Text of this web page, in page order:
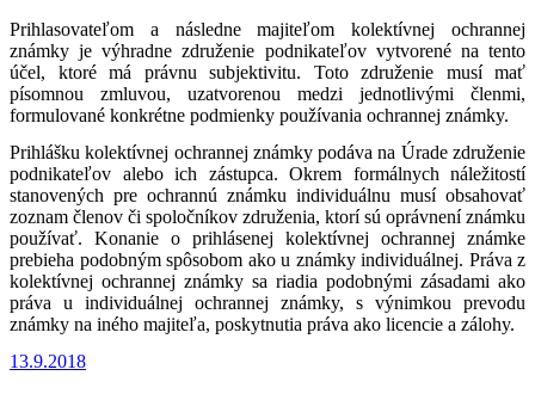
Prihlasovateľom a následne majiteľom kolektívnej ochrannej
známky je výhradne združenie podnikateľov vytvorené na tento
účel, ktoré má právnu subjektivitu. Toto združenie musí mať
písomnou zmluvou, uzatvorenou medzi jednotlivými členmi,
formulované konkrétne podmienky používania ochrannej známky.
Prihlášku kolektívnej ochrannej známky podáva na Úrade združenie
podnikateľov alebo ich zástupca. Okrem formálnych náležitostí
stanovených pre ochrannú známku individuálnu musí obsahovať
zoznam členov či spoločníkov združenia, ktorí sú oprávnení známku
používať. Konanie o prihlásenej kolektívnej ochrannej známke
prebieha podobným spôsobom ako u známky individuálnej. Práva z
kolektívnej ochrannej známky sa riadia podobnými zásadami ako
práva u individuálnej ochrannej známky, s výnimkou prevodu
známky na iného majiteľa, poskytnutia práva ako licencie a zálohy.
Publikované
13.9.2018